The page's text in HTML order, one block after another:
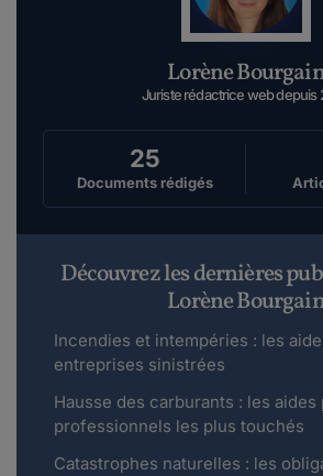
Lorène
Juriste rédactrice web depuis
25
Documents rédigés
Découvrez les dernières
Lorène
Incendies et intempéries : les
entreprises sinistrées
Hausse des carburants : les aides
professionnels les plus touchés
Catastrophes naturelles : les